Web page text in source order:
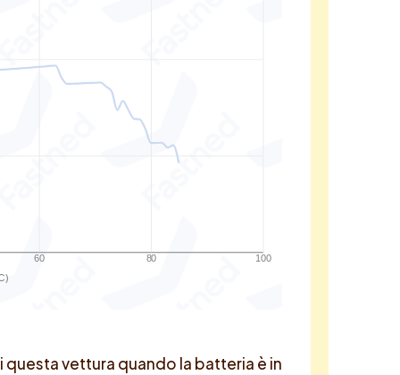
60 80 100
vettura quando la batteria è in